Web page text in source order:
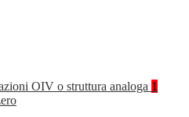
OIV o struttura analoga 1